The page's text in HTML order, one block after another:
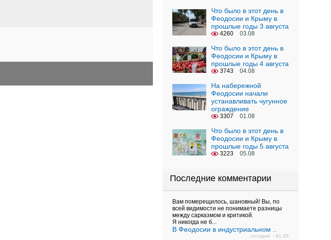
Что было в этот день в
Феодосии и Крыму в
прошлые годы 3 августа
4260 03.08
Что было в этот день в
Феодосии и Крыму в
прошлые годы 4 августа
3743 04.08
На набережной
Феодосии начали
устанавливать чугунное
ограждение
3307 01.08
Что было в этот день в
Феодосии и Крыму в
прошлые годы 5 августа
3223 05.08
Последние комментарии
Вам померещилось, шановный! Вы, по
всей видимости не понимаете разницы
между сарказмом и критикой.
Я никогда не б...
В Феодосии в индустриальном ..
сегодня - 01.05